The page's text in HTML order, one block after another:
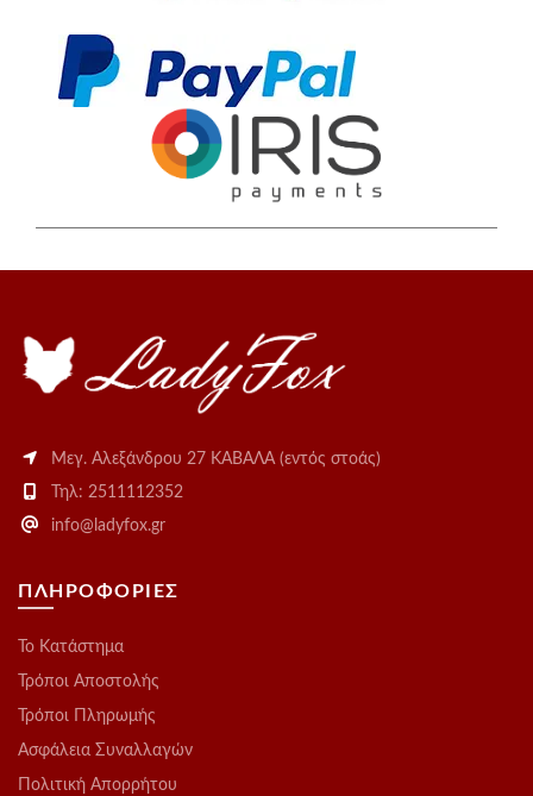
Μεγ. Αλεξάνδρου 27 ΚΑΒΑΛΑ (εντός στοάς)
Τηλ: 2511112352
info@ladyfox.gr
ΠΛΗΡΟΦΟΡΙΕΣ
Το Kατάστημα
Τρόποι Αποστολής
Τρόποι Πληρωμής
Ασφάλεια Συναλλαγών
Πολιτική Απορρήτου